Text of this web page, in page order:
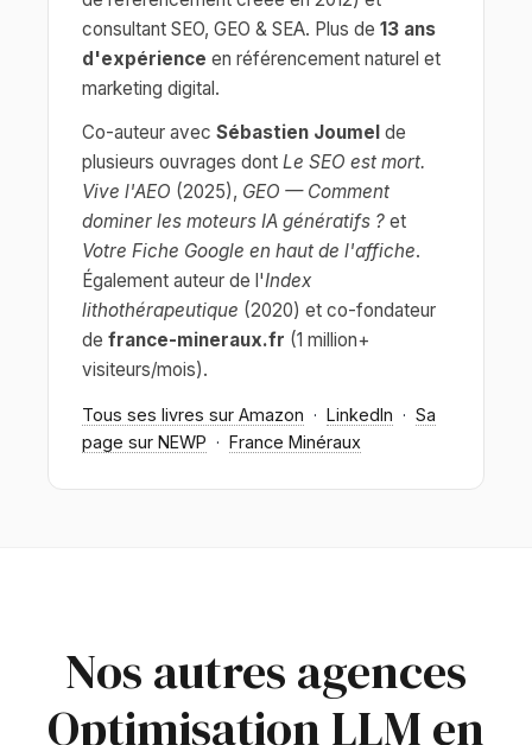
consultant SEO, GEO & SEA. Plus de 13 ans
d'expérience en référencement naturel et
marketing digital.
Co-auteur avec Sébastien Joumel de
plusieurs ouvrages dont Le SEO est mort.
Vive l'AEO (2025), GEO — Comment
dominer les moteurs IA génératifs ? et
Votre Fiche Google en haut de l'affiche.
Également auteur de l'Index
lithothérapeutique (2020) et co-fondateur
de france-mineraux.fr (1 million+
visiteurs/mois).
Tous ses livres sur Amazon · LinkedIn · Sa
page sur NEWP · France Minéraux
Nos autres agences
Optimisation LLM en